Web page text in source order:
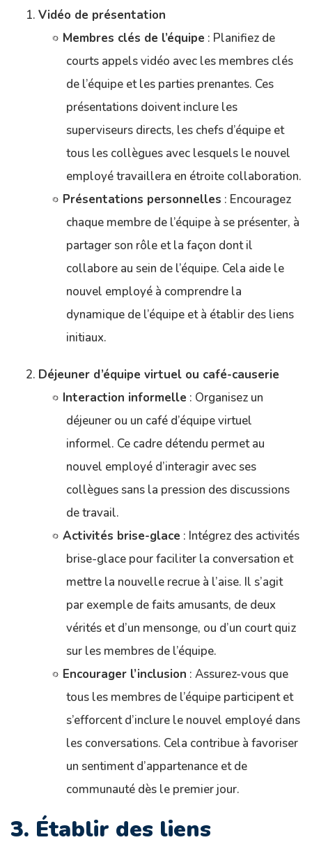
Vidéo de présentation
Membres clés de l’équipe : Planifiez de
courts appels vidéo avec les membres clés
de l’équipe et les parties prenantes. Ces
présentations doivent inclure les
superviseurs directs, les chefs d’équipe et
tous les collègues avec lesquels le nouvel
employé travaillera en étroite collaboration.
Présentations personnelles : Encouragez
chaque membre de l’équipe à se présenter, à
partager son rôle et la façon dont il
collabore au sein de l’équipe. Cela aide le
nouvel employé à comprendre la
dynamique de l’équipe et à établir des liens
initiaux.
Déjeuner d’équipe virtuel ou café-causerie
Interaction informelle : Organisez un
déjeuner ou un café d’équipe virtuel
informel. Ce cadre détendu permet au
nouvel employé d’interagir avec ses
collègues sans la pression des discussions
de travail.
Activités brise-glace : Intégrez des activités
brise-glace pour faciliter la conversation et
mettre la nouvelle recrue à l’aise. Il s’agit
par exemple de faits amusants, de deux
vérités et d’un mensonge, ou d’un court quiz
sur les membres de l’équipe.
Encourager l’inclusion : Assurez-vous que
tous les membres de l’équipe participent et
s’efforcent d’inclure le nouvel employé dans
les conversations. Cela contribue à favoriser
un sentiment d’appartenance et de
communauté dès le premier jour.
3. Établir des liens